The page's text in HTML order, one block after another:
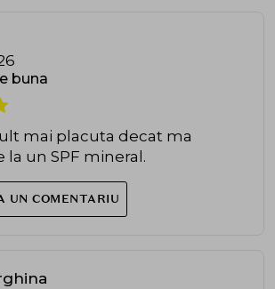
buna
mai placuta decat ma
un SPF mineral.
UN COMENTARIU